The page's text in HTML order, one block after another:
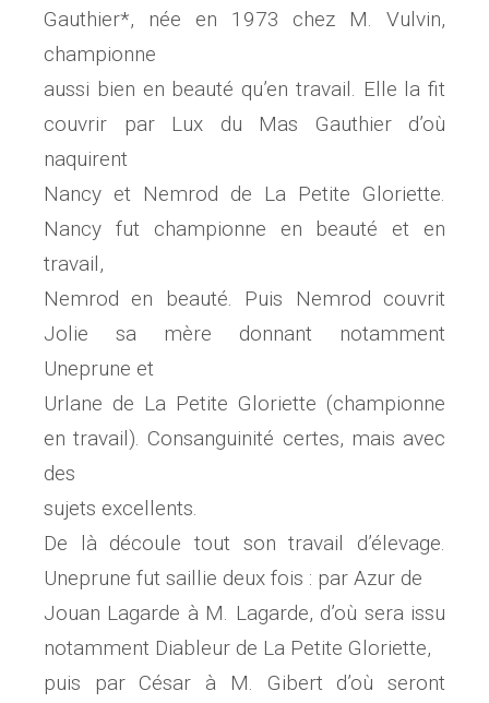
Gauthier*, née en 1973 chez M. Vulvin,
championne
aussi bien en beauté qu’en travail. Elle la fit
couvrir par Lux du Mas Gauthier d’où
naquirent
Nancy et Nemrod de La Petite Gloriette.
Nancy fut championne en beauté et en
travail,
Nemrod en beauté. Puis Nemrod couvrit
Jolie sa mère donnant notamment
Uneprune et
Urlane de La Petite Gloriette (championne
en travail). Consanguinité certes, mais avec
des
sujets excellents.
De là découle tout son travail d’élevage.
Uneprune fut saillie deux fois : par Azur de
Jouan Lagarde à M. Lagarde, d’où sera issu
notamment Diableur de La Petite Gloriette,
puis par César à M. Gibert d’où seront